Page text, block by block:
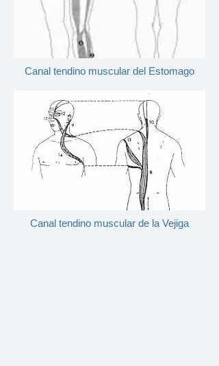
Canal tendino muscular del Estomago
Canal tendino muscular de la Vejiga